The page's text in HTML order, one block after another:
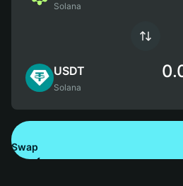
Solana
USDT
Solana
Swap